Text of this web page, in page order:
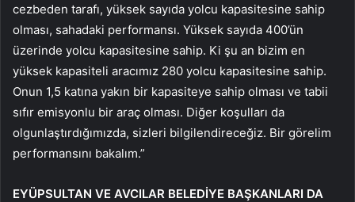
cezbeden tarafı, yüksek sayıda yolcu kapasitesine sahip
olması, sahadaki performansı. Yüksek sayıda 400’ün
üzerinde yolcu kapasitesine sahip. Ki şu an bizim en
yüksek kapasiteli aracımız 280 yolcu kapasitesine sahip.
Onun 1,5 katına yakın bir kapasiteye sahip olması ve tabii
sıfır emisyonlu bir araç olması. Diğer koşulları da
olgunlaştırdığımızda, sizleri bilgilendireceğiz. Bir görelim
performansını bakalım.”
EYÜPSULTAN VE AVCILAR BELEDİYE BAŞKANLARI DA